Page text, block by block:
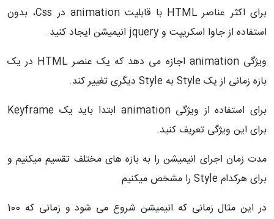
برای اکثر عناصر HTML با قابلیت animation در Css، بدون
استفاده از جاوا اسکریپت و jquery انیمیشن ایجاد کنید.
ویژگی animation اجازه می دهد که یک عنصر HTML در یک
بازه زمانی از یک Style به Style دیگری تغییر کند.
برای استفاده از ویژگی animation ابتدا باید یک Keyframe
برای این ویژگی تعریف کنید.
مدت زمان اجرای انیمیشن را به بازه های مختلف تقسیم میکنیم و
برای هرکدام Style را مشخص میکنیم
در این مثال زمانی که انیمیشن شروع می شود و زمانی که 100